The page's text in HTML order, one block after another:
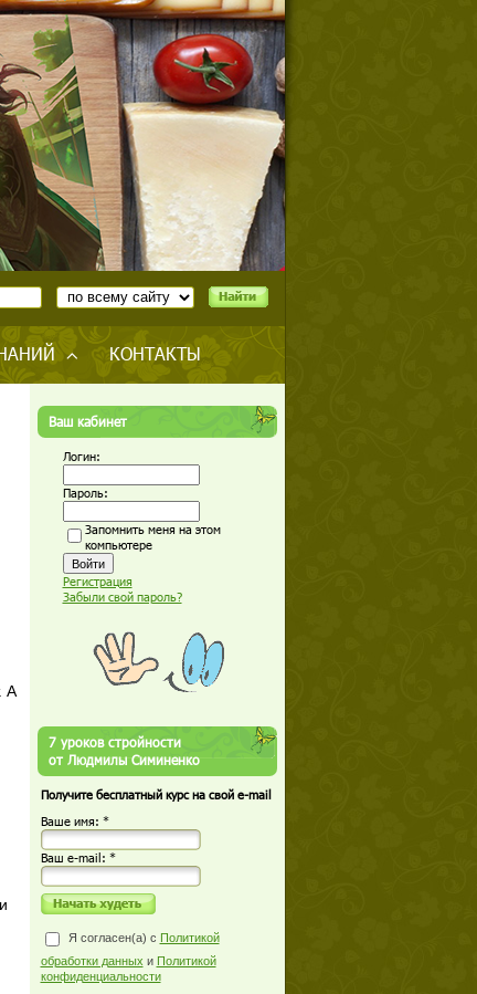
КОНТАКТЫ
А
Ваш кабинет
Логин:
Пароль:
Запомнить меня на этом
компьютере
Регистрация
Забыли свой пароль?
7 уроков стройности
от Людмилы Симиненко
Получите бесплатный курс на свой e-mail
Ваше имя: *
Ваш е-mail: *
Я согласен(а) с Политикой
обработки данных и Политикой
конфиденциальности